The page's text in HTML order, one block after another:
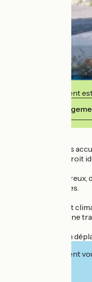
Cet établissement
Voir ses
Marie et Jules vous
Rocailles est l'endroit
Un accueil
logements insolites.
Salle de restaurant
propose une cuisine
Professionnels en
Cet établissement